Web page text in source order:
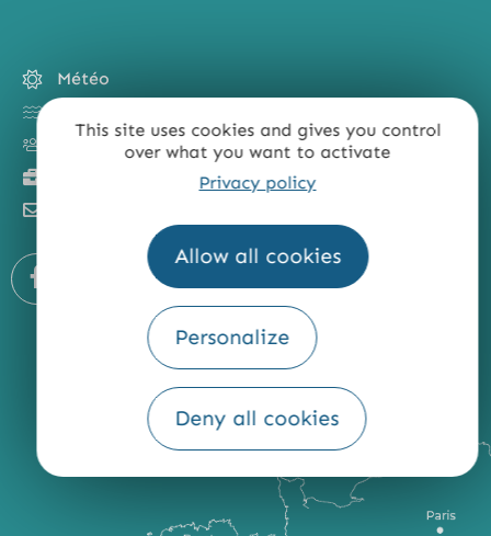
This site uses cookies and gives you control
over what you want to activate
Privacy policy
Allow all cookies
Personalize
Deny all cookies
Météo
Tourisme d'affaires